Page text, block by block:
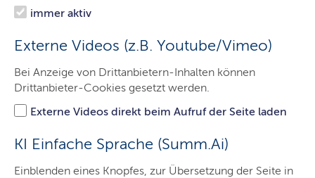
immer aktiv
Externe Videos (z.B. Youtube/Vimeo)
Bei Anzeige von Drittanbietern-Inhalten können
Drittanbieter-Cookies gesetzt werden.
Externe Videos direkt beim Aufruf der Seite laden
KI Einfache Sprache (Summ.Ai)
Einblenden eines Knopfes, zur Übersetzung der Seite in
Presse & Medien
Kontakt
Pressemitteilungen des
Schleswig-Holsteinischen
Oberlandesgerichts